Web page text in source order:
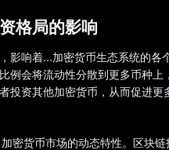
格局的影响
影响着…加密货币生态系统的
例会将流动性分散到更多币种
投资其他加密货币，从而促进更
密货币市场的动态特性。区块